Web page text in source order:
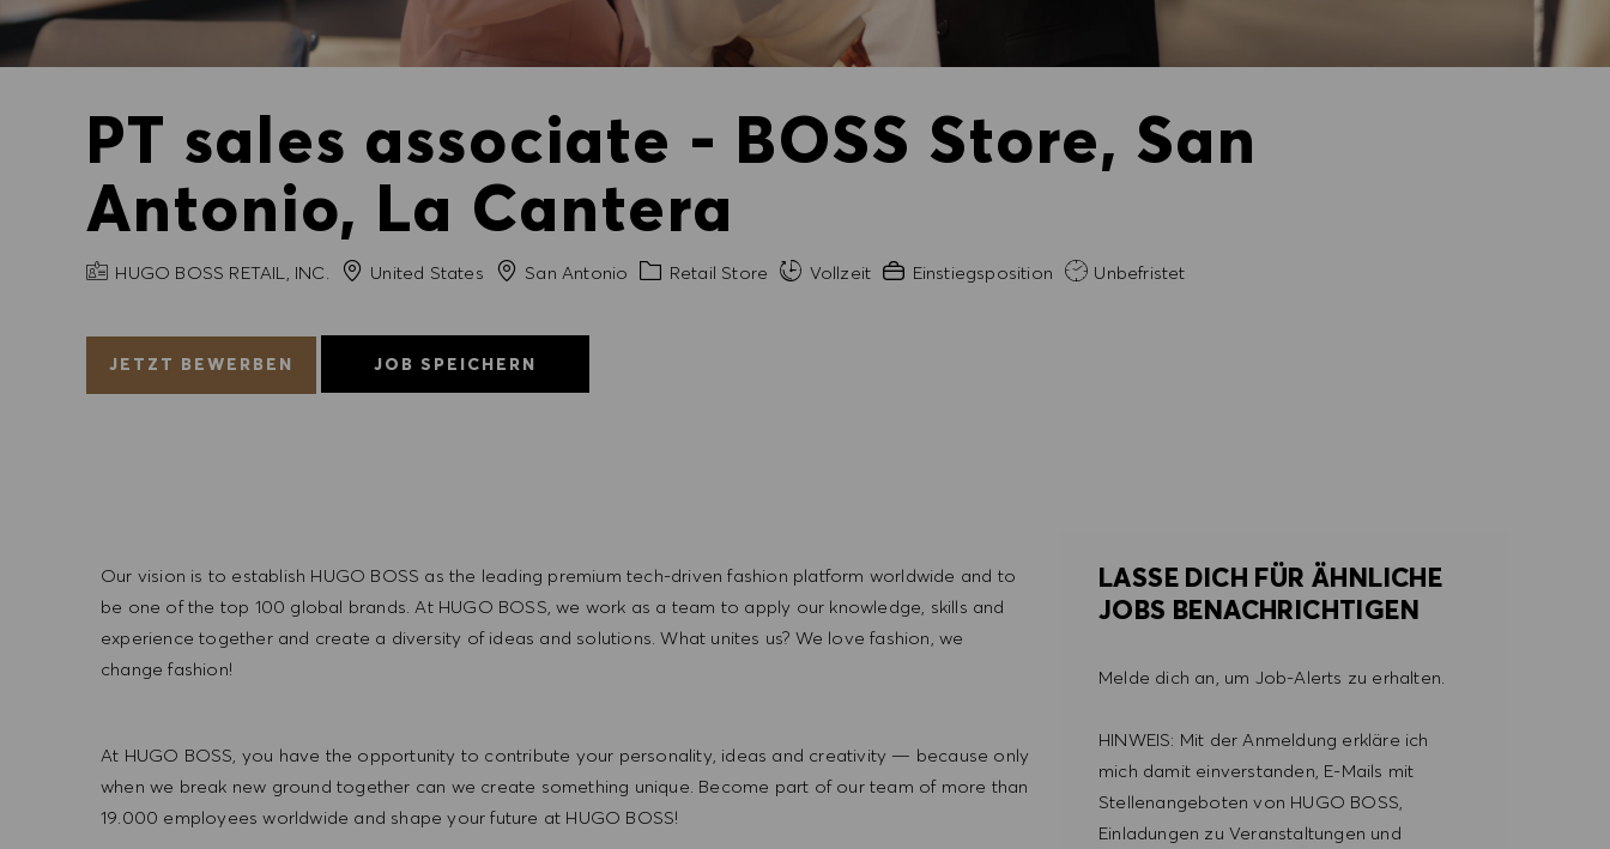
PT sales associate - BOSS Store, San
Antonio, La Cantera
FIRMENNAME
HUGO BOSS RETAIL, INC. United States StadtSan Antonio Kategorie
Retail Store Vollzeit Erfahrung erforderlich
Einstiegsposition Unbefristet
JETZT BEWERBEN JOB SPEICHERN
Our vision is to establish HUGO BOSS as the leading premium tech-driven fashion platform worldwide and to
be one of the top 100 global brands. At HUGO BOSS, we work as a team to apply our knowledge, skills and
experience together and create a diversity of ideas and solutions. What unites us? We love fashion, we
change fashion!
At HUGO BOSS, you have the opportunity to contribute your personality, ideas and creativity — because only
when we break new ground together can we create something unique. Become part of our team of more than
19.000 employees worldwide and shape your future at HUGO BOSS!
LASSE DICH FÜR ÄHNLICHE
JOBS BENACHRICHTIGEN
Melde dich an, um Job-Alerts zu erhalten.
HINWEIS: Mit der Anmeldung erkläre ich
mich damit einverstanden, E-Mails mit
Stellenangeboten von HUGO BOSS,
Einladungen zu Veranstaltungen und